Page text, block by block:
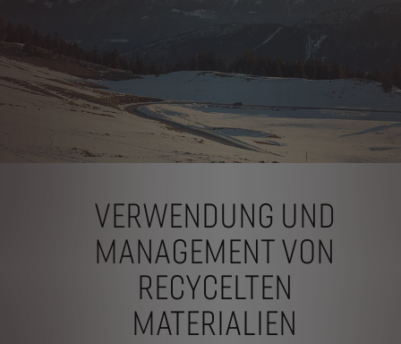
VERWENDUNG UND
MANAGEMENT VON
RECYCELTEN
MATERIALIEN